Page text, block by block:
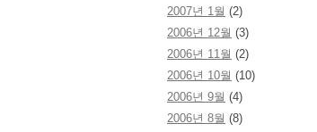
2007년 1월 (2)
2006년 12월 (3)
2006년 11월 (2)
2006년 10월 (10)
2006년 9월 (4)
2006년 8월 (8)